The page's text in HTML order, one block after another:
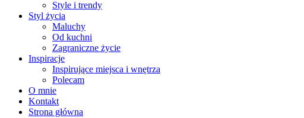
Style i trendy
Styl życia
Maluchy
Od kuchni
Zagraniczne życie
Inspiracje
Inspirujące miejsca i wnętrza
Polecam
O mnie
Kontakt
Strona główna